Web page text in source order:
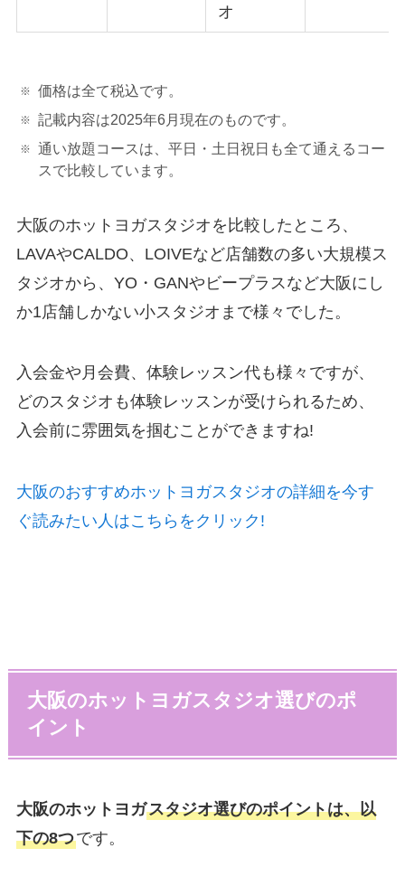
オ
価格は全て税込です。
記載内容は2025年6月現在のものです。
通い放題コースは、平日・土日祝日も全て通えるコー
スで比較しています。
大阪のホットヨガスタジオを比較したところ、
LAVAやCALDO、LOIVEなど店舗数の多い大規模ス
タジオから、YO・GANやビープラスなど大阪にし
か1店舗しかない小スタジオまで様々でした。
入会金や月会費、体験レッスン代も様々ですが、
どのスタジオも体験レッスンが受けられるため、
入会前に雰囲気を掴むことができますね!
大阪のおすすめホットヨガスタジオの詳細を今す
ぐ読みたい人はこちらをクリック!
大阪のホットヨガスタジオ選びのポ
イント
大阪のホットヨガスタジオ選びのポイントは、以
下の8つです。